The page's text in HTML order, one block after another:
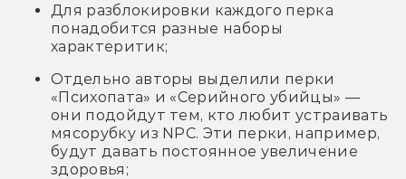
Для разблокировки каждого перка
понадобится разные наборы
характеритик;
Отдельно авторы выделили перки
«Психопата» и «Серийного убийцы» —
они подойдут тем, кто любит устраивать
мясорубку из NPC. Эти перки, например,
будут давать постоянное увеличение
здоровья;